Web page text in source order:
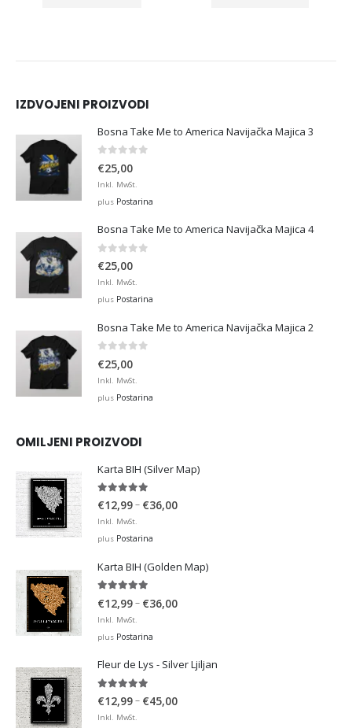
IZDVOJENI PROIZVODI
Bosna Take Me to America Navijačka Majica 3
€25,00
Inkl. MwSt.
plus Postarina
Bosna Take Me to America Navijačka Majica 4
0 out of 5
€25,00
Inkl. MwSt.
plus Postarina
Bosna Take Me to America Navijačka Majica 2
€25,00
Inkl. MwSt.
plus Postarina
OMILJENI PROIZVODI
Karta BIH (Silver Map)
4.95out of 5
€12,99– €36,00Price
€36,00
Inkl. MwSt.
plus Postarina
Karta BIH (Golden Map)
€12,99– €36,00Price
€36,00
Inkl. MwSt.
plus Postarina
Fleur de Lys - Silver Ljiljan
4.88out of 5
€12,99– €45,00Price
Inkl. MwSt.